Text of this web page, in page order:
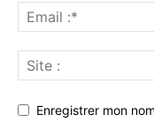
Enregistrer mon